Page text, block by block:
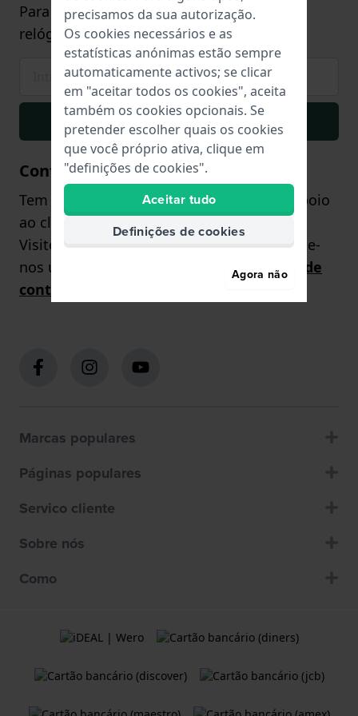
Para compras a partir de €75,- (apenas em
relógios)
Inscrever-se
Contacto
Tem alguma dúvida? A nossa equipa de apoio
ao cliente terá todo o prazer em ajudá-lo!
Visite a nossapágina de contactoou envie-
nos uma pergunta através do
formulário de
contacto
Marcas populares
Páginas populares
Servico cliente
Sobre nós
Como
precisamos da sua autorização.
Os cookies necessários e as
estatísticas anónimas estão sempre
automaticamente activos; se clicar
em "aceitar todos os cookies", aceita
também os cookies opcionais. Se
pretender escolher quais os cookies
que você próprio ativa, clique em
"definições de cookies".
Aceitar tudo
Definições de cookies
Agora não